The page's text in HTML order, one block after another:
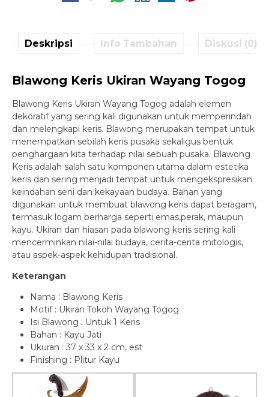
Deskripsi Info Tambahan Diskusi (0)
Blawong Keris Ukiran Wayang Togog
Blawong Keris Ukiran Wayang Togog adalah elemen
dekoratif yang sering kali digunakan untuk memperindah
dan melengkapi keris. Blawong merupakan tempat untuk
menempatkan sebilah keris pusaka sekaligus bentuk
penghargaan kita terhadap nilai sebuah pusaka. Blawong
Keris adalah salah satu komponen utama dalam estetika
keris dan sering menjadi tempat untuk mengekspresikan
keindahan seni dan kekayaan budaya. Bahan yang
digunakan untuk membuat blawong keris dapat beragam,
termasuk logam berharga seperti emas,perak, maupun
kayu. Ukiran dan hiasan pada blawong keris sering kali
mencerminkan nilai-nilai budaya, cerita-cerita mitologis,
atau aspek-aspek kehidupan tradisional.
Keterangan
Nama : Blawong Keris
Motif : Ukiran Tokoh Wayang Togog
Isi Blawong : Untuk 1 Keris
Bahan : Kayu Jati
Ukuran : 37 x 33 x 2 cm, est
Finishing : Plitur Kayu